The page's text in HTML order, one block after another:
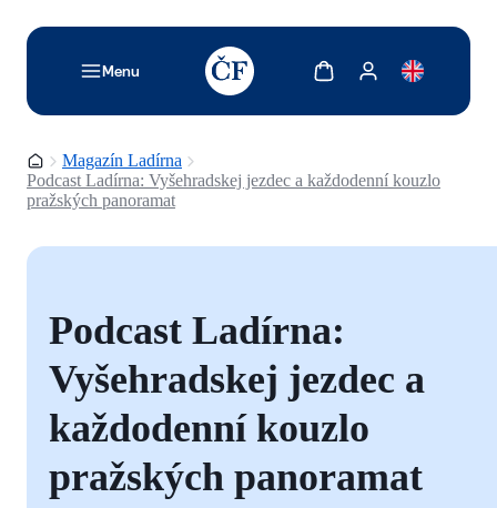
Menu
TODO: Add description for reader
Zobrazit košíkZobrazit můj účet
Domovská stránka
Magazín Ladírna
Podcast Ladírna: Vyšehradskej jezdec a každodenní kouzlo
pražských panoramat
Podcast Ladírna:
Vyšehradskej jezdec a
každodenní kouzlo
pražských panoramat